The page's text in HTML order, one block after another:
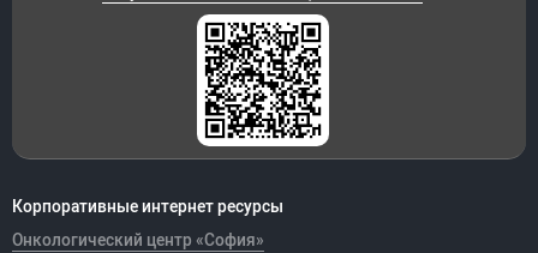
Корпоративные интернет ресурсы
Онкологический центр «София»